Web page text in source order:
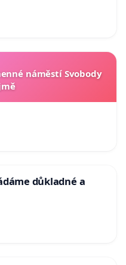
náměstí Svobody
důkladné a